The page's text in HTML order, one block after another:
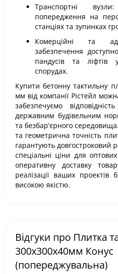
Транспортні
попередження на
станціях та зупинках
Комерційні та
забезпечення
пандусів та ліфтів
спорудах.
Купити бетонну тактильну
мм від компанії Рістейл
забезпечуємо
державним будівельним
та безбар'єрного
та геометрична точність
гарантують довгостроковий
спеціальні ціни для
оперативну доставку
реалізації ваших проектів
високою якістю.
Відгуки про Плитка
300х300х40мм Конус
(попереджувальна)